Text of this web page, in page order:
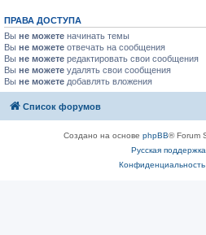
ПРАВА ДОСТУПА
Вы не можете начинать темы
Вы не можете отвечать на сообщения
Вы не можете редактировать свои сообщения
Вы не можете удалять свои сообщения
Вы не можете добавлять вложения
Список форумов
Создано на основе phpBB® Forum
Русская
Конфиденциальность